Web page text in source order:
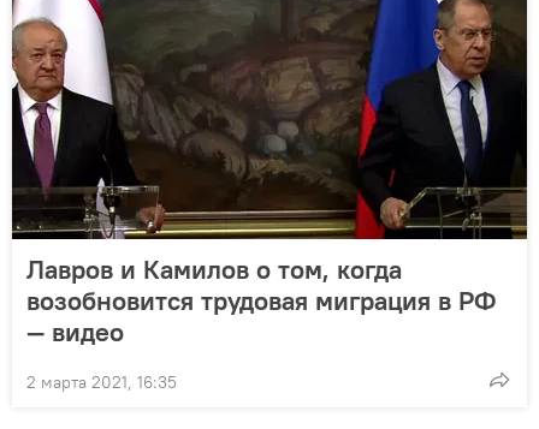
Лавров и Камилов о том, когда
возобновится трудовая миграция в РФ
— видео
2 марта 2021, 16:35